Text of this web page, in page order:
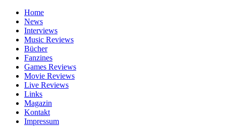
Home
News
Interviews
Music Reviews
Bücher
Fanzines
Games Reviews
Movie Reviews
Live Reviews
Links
Magazin
Kontakt
Impressum